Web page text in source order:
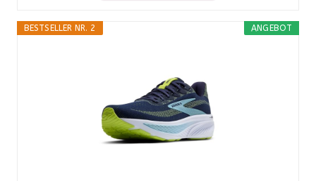
ANGEBOT
BESTSELLER NR. 2